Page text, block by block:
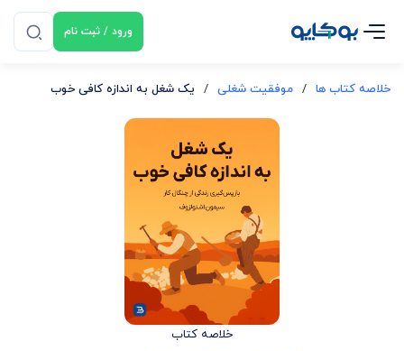
ورود / ثبت نام
خلاصه کتاب ها / موفقیت شغلی / یک شغل به اندازه کافی خوب
خلاصه کتاب